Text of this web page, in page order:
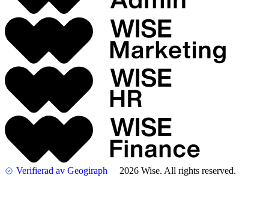
Verifierad av Geogiraph 2026 Wise. All rights reserved.